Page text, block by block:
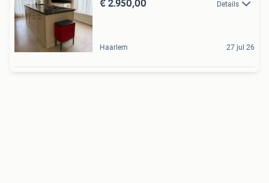
Details
Haarlem 27 jul 26